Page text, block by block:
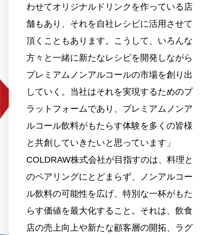
わせてオリジナルドリンクを作っている店
舗もあり、それを自社レシピに活用させて
頂くこともあります。こうして、いろんな
方々と一緒に新たなレシピを開発しながら
プレミアムノンアルコールの市場を創り出
していく。当社はそれを実現するためのプ
ラットフォームであり、プレミアムノンア
ルコール飲料がもたらす体験を多くの皆様
と共創していきたいと思っています」
COLDRAW株式会社が目指すのは、料理と
のペアリングにとどまらず、ノンアルコー
ル飲料の可能性を広げ、特別な一杯がもた
らす価値を最大化すること。それは、飲食
店の売上向上や新たな顧客層の開拓、ラグ